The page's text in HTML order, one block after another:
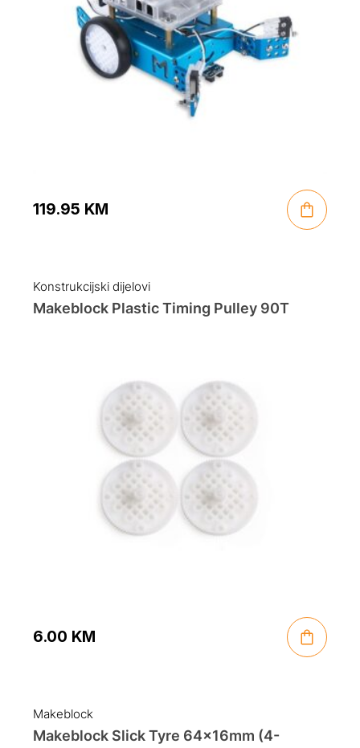
119.95 KM
Konstrukcijski dijelovi
Makeblock Plastic Timing Pulley 90T
6.00 KM
Makeblock
Makeblock Slick Tyre 64x16mm (4-